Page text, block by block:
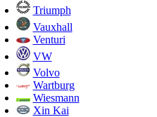
Triumph
Vauxhall
Venturi
VW
Volvo
Wartburg
Wiesmann
Xin Kai